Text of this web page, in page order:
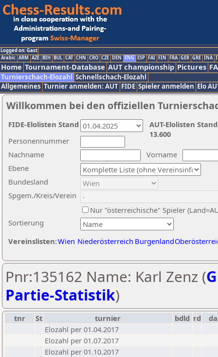
Logged on: Gast
Arabic ARM AZE BIH BUL CAT CHN CRO CZE DEN ENG ESP FAI FIN FRA GER GRE INA
Home Tournament-Database AUT championship Pictures
Turnierschach-Elozahl Schnellschach-Elozahl
Allgemeines Turnier anmelden: AUT FIDE Spieler anmelden Elo
Willkommen bei den offiziellen
Nachname
Vorname
Ebene
Sortierung
Personennummer
Bundesland
Spgem./Kreis/Verein
Nur "österreichische" Spieler
Vereinslisten:Wien Niederösterreich Burgenland
AUT-Elolisten
13.600
FIDE-Elolisten Stand
Pnr:135162 Name: Karl Zenz (
Partie-Statistik)
tnr St turnier bdld rd
Elozahl per 01.04.2017
Elozahl per 01.07.2017
Elozahl per 01.10.2017